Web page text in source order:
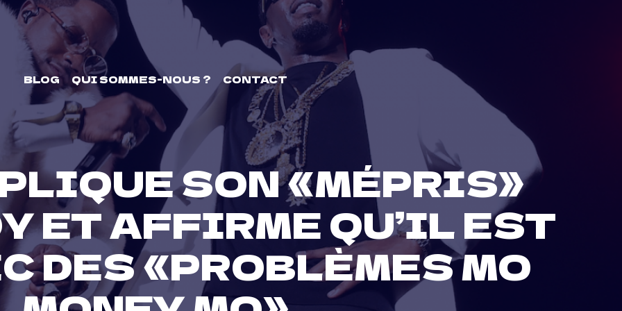
BLOG QUI SOMMES-NOUS ? CONTACT
SON «MÉPRIS»
ET AFFIRME QU’IL EST
DES «PROBLÈMES MO